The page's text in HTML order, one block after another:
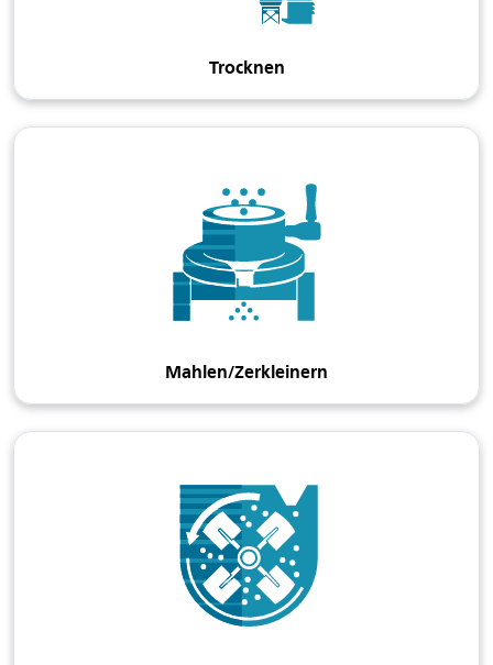
Trocknen
Mahlen/Zerkleinern